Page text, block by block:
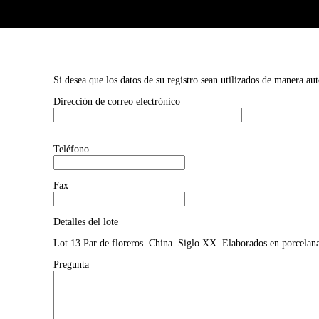
Si desea que los datos de su registro sean utilizados de manera
Dirección de correo electrónico
Teléfono
Fax
Detalles del lote
Lot 13 Par de floreros. China. Siglo XX. Elaborados en
Pregunta